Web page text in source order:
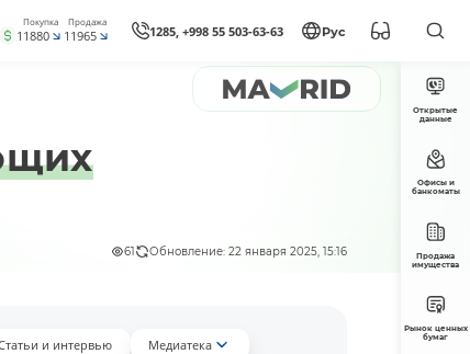
Покупка
11880
Продажа
11965 1285, +998 55 503-63-63 Рус
61 Обновление: 22 января 2025, 15:16
и интервью
Медиатека
Открытые
данные
Офисы и
банкоматы
Продажа
имущества
Рынок ценных
бумаг